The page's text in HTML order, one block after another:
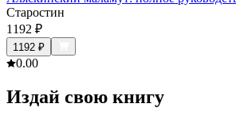
Старостин
1192 ₽
1192 ₽
0.00
Издай свою книгу